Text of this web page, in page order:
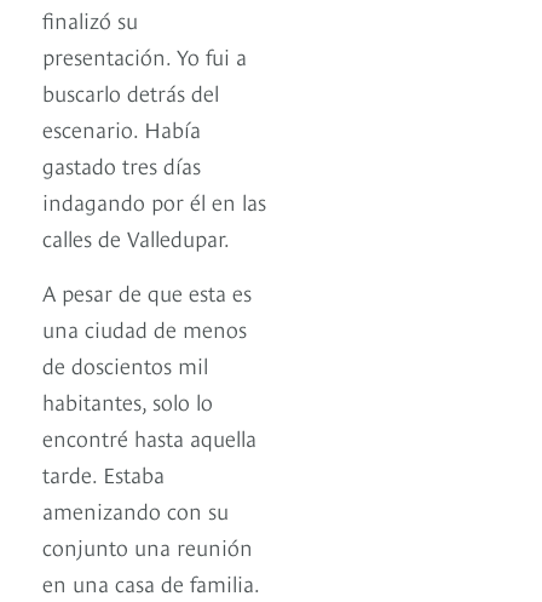
finalizó su
presentación. Yo fui a
buscarlo detrás del
escenario. Había
gastado tres días
indagando por él en las
calles de Valledupar.
A pesar de que esta es
una ciudad de menos
de doscientos mil
habitantes, solo lo
encontré hasta aquella
tarde. Estaba
amenizando con su
conjunto una reunión
en una casa de familia.